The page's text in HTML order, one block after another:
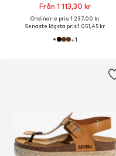
Från 1 113,30 kr
Ordinarie pris: 1 237,00 kr
Senaste lägsta pris:1 051,45 kr
+1